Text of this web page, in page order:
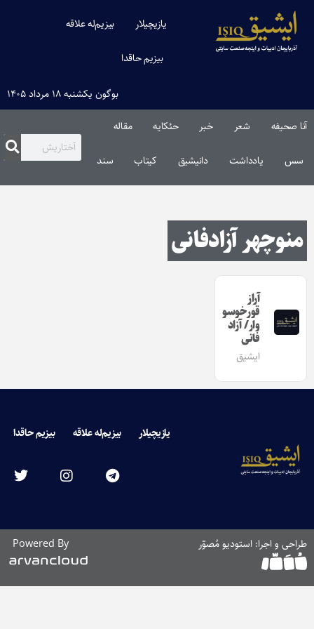
یازیچیلار بیزیم‌له علاقه
بیزیم حاقدا
بوگون یکشنبه ۱۸ مرداد ۱۴۰۵
آنا صحیفه شعر خبر حئکایه مقاله‌
سس یادداشت دانیشیق کیتاب سند
منوچهر آزادفانی
آراز
قورخوسو
وار/ آزاد
فانی
ایشیق
یازیچیلار بیزیم‌له علاقه بیزیم حاقدا
طراحی و اجرا: استودیو مُصوّر Powered By